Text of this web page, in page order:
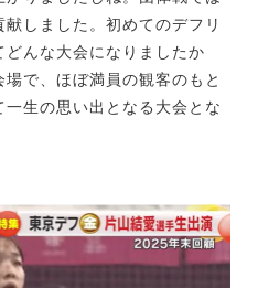
しました。初めてのデフリ
んな大会になりましたか
場で、ほぼ満員の観客のもと
生の思い出となる大会とな